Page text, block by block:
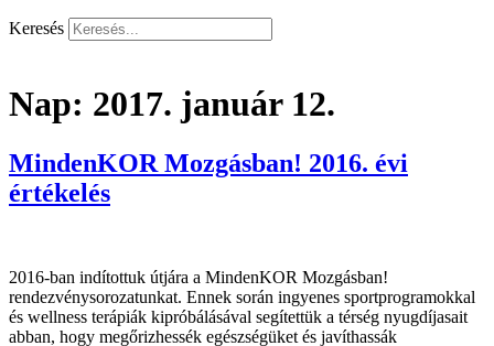
Keresés
Nap: 2017. január 12.
MindenKOR Mozgásban! 2016. évi
értékelés
2016-ban indítottuk útjára a MindenKOR Mozgásban!
rendezvénysorozatunkat. Ennek során ingyenes sportprogramokkal
és wellness terápiák kipróbálásával segítettük a térség nyugdíjasait
abban, hogy megőrizhessék egészségüket és javíthassák